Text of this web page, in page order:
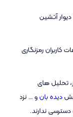
آتشین
کاربران رمزنگاری
تحلیل های
دیده بانو … نزد
دسترسی ندارند.